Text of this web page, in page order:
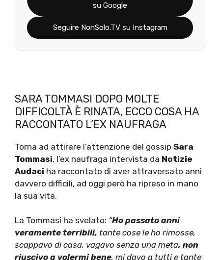
su Google
Seguire NonSolo.TV su Instagram
SARA TOMMASI DOPO MOLTE
DIFFICOLTÀ È RINATA, ECCO COSA HA
RACCONTATO L’EX NAUFRAGA
Torna ad attirare l’attenzione del gossip Sara
Tommasi, l’ex naufraga intervista da Notizie
Audaci ha raccontato di aver attraversato anni
davvero difficili, ad oggi però ha ripreso in mano
la sua vita.
La Tommasi ha svelato: “Ho passato anni
veramente terribili, tante cose le ho rimosse,
scappavo di casa, vagavo senza una meta, non
riuscivo a volermi bene, mi davo a tutti e tante